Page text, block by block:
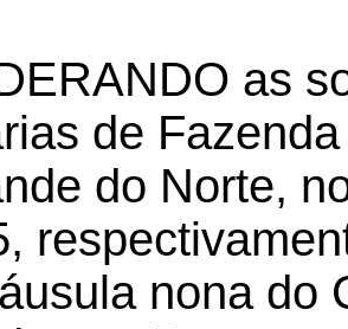
as
de
do Norte,
nona do